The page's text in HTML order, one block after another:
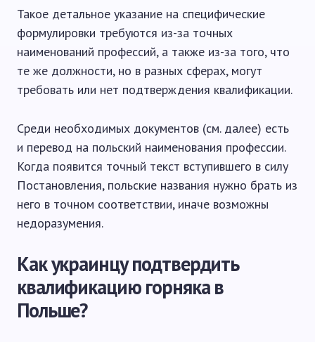
Такое детальное указание на специфические
формулировки требуются из-за точных
наименований профессий, а также из-за того, что
те же должности, но в разных сферах, могут
требовать или нет подтверждения квалификации.
Среди необходимых документов (см. далее) есть
и перевод на польский наименования профессии.
Когда появится точный текст вступившего в силу
Постановления, польские названия нужно брать из
него в точном соответствии, иначе возможны
недоразумения.
Как украинцу подтвердить
квалификацию горняка в
Польше?